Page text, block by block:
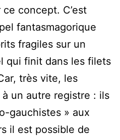
concept. C’est
fantasmagorique
fragiles sur un
qui finit dans les filets
très vite, les
un autre registre : ils
gauchistes » aux
il est possible de